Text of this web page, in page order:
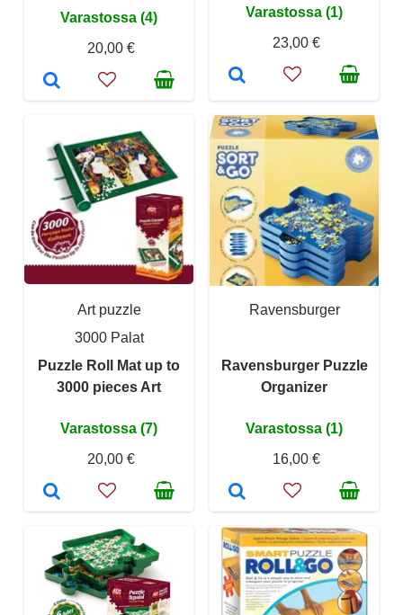
Varastossa (4)
20,00 €
Varastossa (1)
23,00 €
Art puzzle
3000 Palat
Puzzle Roll Mat up to
3000 pieces Art
Varastossa (7)
20,00 €
Ravensburger
Ravensburger Puzzle
Organizer
Varastossa (1)
16,00 €